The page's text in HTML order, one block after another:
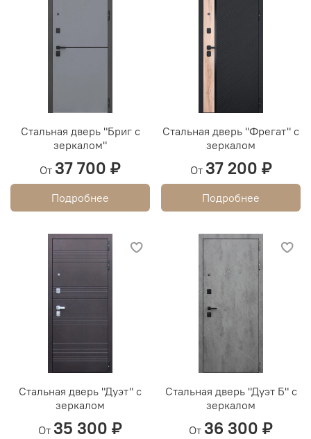
Стальная дверь "Бриг с
зеркалом"
От 37 700 ₽
Подробнее
Стальная дверь "Фрегат" с
зеркалом
От 37 200 ₽
Подробнее
Стальная дверь "Дуэт" с
зеркалом
От 35 300 ₽
Стальная дверь "Дуэт Б" с
зеркалом
От 36 300 ₽